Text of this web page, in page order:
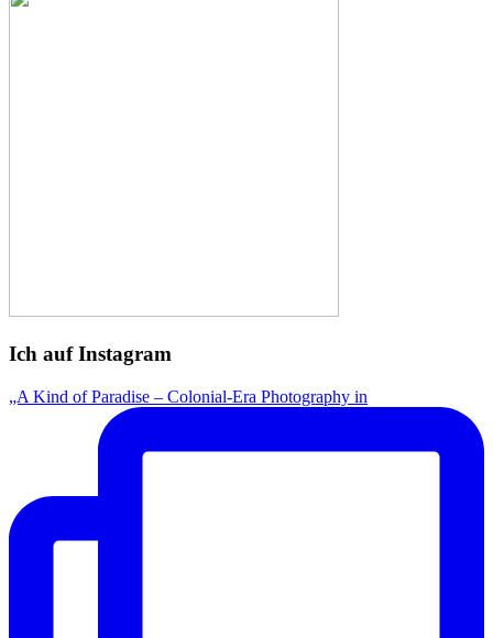
Ich auf Instagram
„A Kind of Paradise – Colonial-Era Photography in